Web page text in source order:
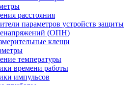
расстояния
параметров устройств защиты
(ОПН)
клещи
температуры
времени работы
импульсов